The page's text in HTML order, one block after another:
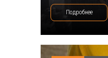
Подробнее